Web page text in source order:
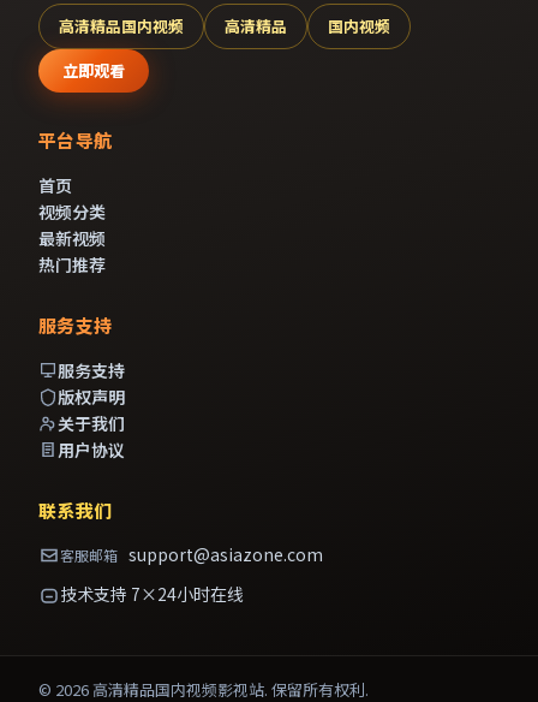
高清精品国内视频 高清精品
国内视频
立即观看
平台导航
首页
视频分类
最新视频
热门推荐
服务支持
服务支持
版权声明
关于我们
用户协议
联系我们
客服邮箱 support@asiazone.com
技术支持 7×24小时在线
© 2026 高清精品国内视频影视站. 保留所有权利.